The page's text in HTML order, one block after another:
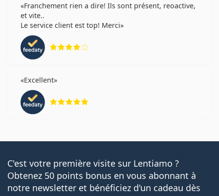
Franchement rien a dire! Ils sont présent, reoactive,
et vite..
Le service client est top! Merci
Excellent
C'est votre première visite sur Lentiamo ?
Obtenez 50 points bonus en vous abonnant à
notre newsletter et bénéficiez d'un cadeau dès